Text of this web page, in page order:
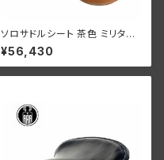
ソロサドルシート 茶色 ミリタリ
ー用 マウントセット付き
¥56,430